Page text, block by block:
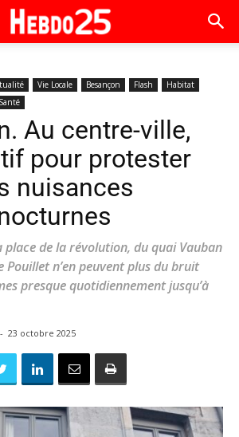
Vie Locale Besançon Flash
Habitat
Santé
Au centre-ville,
pour protester
nuisances
place de la révolution, du quai Vauban
Pouillet n’en peuvent plus du bruit
presque quotidiennement jusqu’à
- 23 octobre 2025